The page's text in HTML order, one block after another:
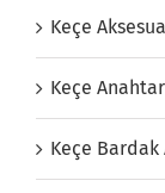
Keçe
Keçe
Keçe Bardak